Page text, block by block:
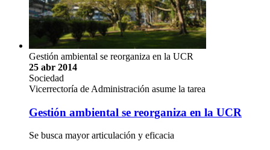
Gestión ambiental se reorganiza en la UCR
25 abr 2014
Sociedad
Vicerrectoría de Administración asume la tarea
Gestión ambiental se reorganiza en la UCR
Se busca mayor articulación y eficacia